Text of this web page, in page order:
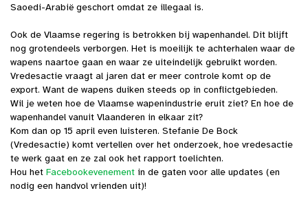
Saoedi-Arabië geschort omdat ze illegaal is.
Ook de Vlaamse regering is betrokken bij wapenhandel. Dit blijft
nog grotendeels verborgen. Het is moeilijk te achterhalen waar de
wapens naartoe gaan en waar ze uiteindelijk gebruikt worden.
Vredesactie vraagt al jaren dat er meer controle komt op de
export. Want de wapens duiken steeds op in conflictgebieden.
Wil je weten hoe de Vlaamse wapenindustrie eruit ziet? En hoe de
wapenhandel vanuit Vlaanderen in elkaar zit?
Kom dan op 15 april even luisteren. Stefanie De Bock
(Vredesactie) komt vertellen over het onderzoek, hoe vredesactie
te werk gaat en ze zal ook het rapport toelichten.
Hou het Facebookevenement in de gaten voor alle updates (en
nodig een handvol vrienden uit)!